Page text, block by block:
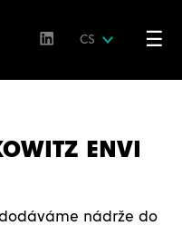
CS ☰
ENVI
nádrže do